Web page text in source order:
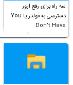
سه راه برای رفع ارور
دسترسی به فولدر یا You
Don’t Have
Permission to
Access this folder